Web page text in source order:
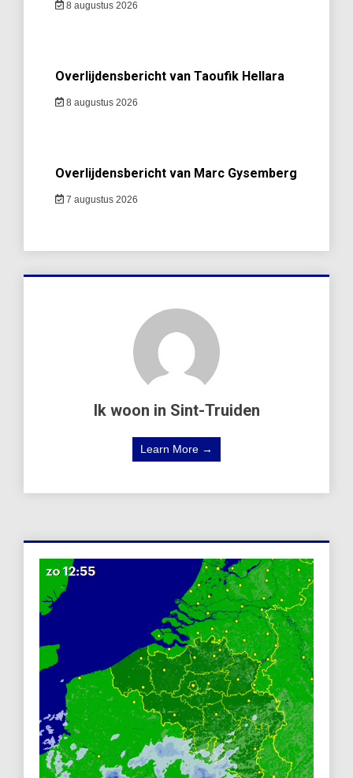
8 augustus 2026
Overlijdensbericht van Taoufik Hellara
8 augustus 2026
Overlijdensbericht van Marc Gysemberg
7 augustus 2026
Ik woon in Sint-Truiden
Learn More →